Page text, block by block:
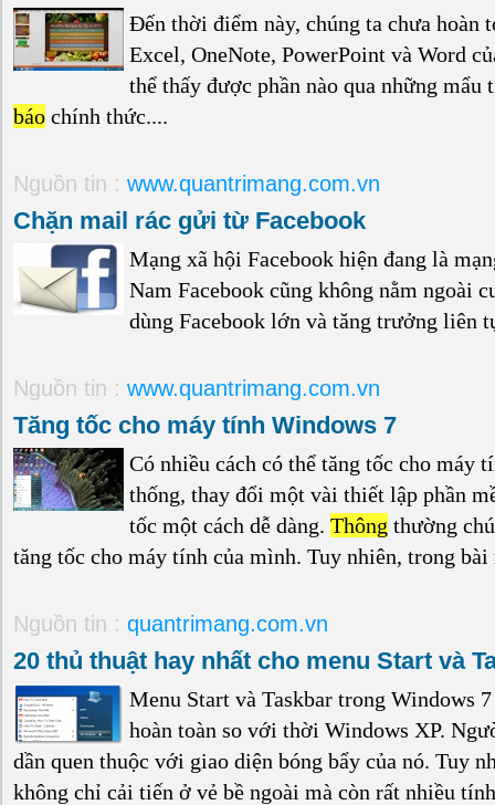
Đến thời điểm này, chúng ta chưa hoàn
Excel, OneNote, PowerPoint và Word
thể thấy được phần nào qua những
báo chính thức....
Nguồn tin : www.quantrimang.com.vn
Chặn mail rác gửi từ Facebook
Mạng xã hội Facebook hiện đang là
Nam Facebook cũng không nằm ngoài
dùng Facebook lớn và tăng trưởng liên
Nguồn tin : www.quantrimang.com.vn
Tăng tốc cho máy tính Windows 7
Có nhiều cách có thể tăng tốc cho máy
thống, thay đổi một vài thiết lập phần
tốc một cách dễ dàng. Thông thường
tăng tốc cho máy tính của mình. Tuy nhiên, trong
Nguồn tin : quantrimang.com.vn
20 thủ thuật hay nhất cho menu Start và
Menu Start và Taskbar trong Windows
hoàn toàn so với thời Windows XP.
dần quen thuộc với giao diện bóng bẩy của nó. Tuy
không chỉ cải tiến ở vẻ bề ngoài mà còn rất nhiều